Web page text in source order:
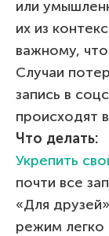
или
их из
важному,
Случаи
запись в
происходят
Что делать:
Укрепить
почти все
«Для
режим легко